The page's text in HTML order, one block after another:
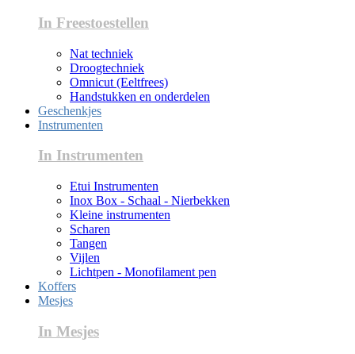
In Freestoestellen
Nat techniek
Droogtechniek
Omnicut (Eeltfrees)
Handstukken en onderdelen
Geschenkjes
Instrumenten
In Instrumenten
Etui Instrumenten
Inox Box - Schaal - Nierbekken
Kleine instrumenten
Scharen
Tangen
Vijlen
Lichtpen - Monofilament pen
Koffers
Mesjes
In Mesjes